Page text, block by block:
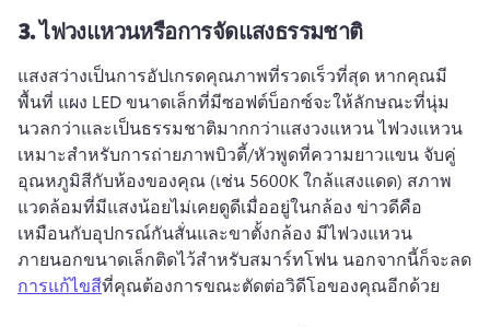
3.ไฟวงแหวนหรือการจัดแสงธรรมชาติ
แสงสว่างเป็นการอัปเกรดคุณภาพที่รวดเร็วที่สุด หากคุณมี
พื้นที่ แผง LED ขนาดเล็กที่มีซอฟต์บ็อกซ์จะให้ลักษณะที่นุ่ม
นวลกว่าและเป็นธรรมชาติมากกว่าแสงวงแหวน ไฟวงแหวน
เหมาะสําหรับการถ่ายภาพบิวตี้/หัวพูดที่ความยาวแขน จับคู่
อุณหภูมิสีกับห้องของคุณ (เช่น 5600K ใกล้แสงแดด) สภาพ
แวดล้อมที่มีแสงน้อยไม่เคยดูดีเมื่ออยู่ในกล้อง ข่าวดีคือ
เหมือนกับอุปกรณ์กันสั่นและขาตั้งกล้อง มีไฟวงแหวน
ภายนอกขนาดเล็กติดไว้สำหรับสมาร์ทโฟน
การแก้ไขสีที่คุณต้องการขณะตัดต่อวิดีโอของคุณอีกด้วย